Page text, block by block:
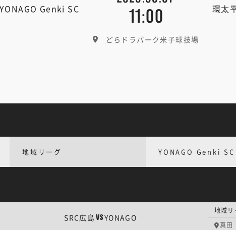
YONAGO Genki SC 11:00 環太
どらドラパーク米子球技場
地域リーグ YONAGO Genki SC
SRC広島VSYONAGO
地域
真田